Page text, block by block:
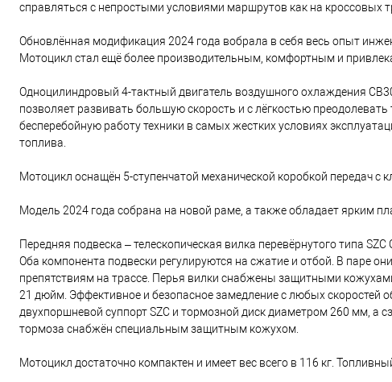
справляться с непростыми условиями маршрутов как на кроссовых
Обновлённая модификация 2024 года вобрала в себя весь опыт
Мотоцикл стал ещё более производительным, комфортным и
Одноцилиндровый 4-тактный двигатель воздушного охлаждения
позволяет развивать большую скорость и с лёгкостью
бесперебойную работу техники в самых жестких условиях
топлива.
Мотоцикл оснащён 5-ступенчатой механической коробкой передач с
Модель 2024 года собрана на новой раме, а также обладает ярким
Передняя подвеска – телескопическая вилка перевёрнутого типа
Оба компонента подвески регулируются на сжатие и отбой. В паре
препятствиям на трассе. Перья вилки снабжены защитными
21 дюйм. Эффективное и безопасное замедление с любых скоростей
двухпоршневой суппорт SZC и тормозной диск диаметром 260 мм, а
тормоза снабжён специальным защитным кожухом.
Мотоцикл достаточно компактен и имеет вес всего в 116 кг.